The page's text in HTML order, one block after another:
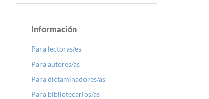
Información
Para lectoras/es
Para autores/as
Para dictaminadores/as
Para bibliotecarios/as